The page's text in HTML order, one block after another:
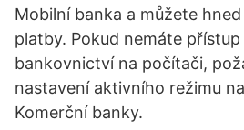
Mobilní banka a můžete
platby. Pokud nemáte
bankovnictví na počítači,
nastavení aktivního režimu
Komerční banky.